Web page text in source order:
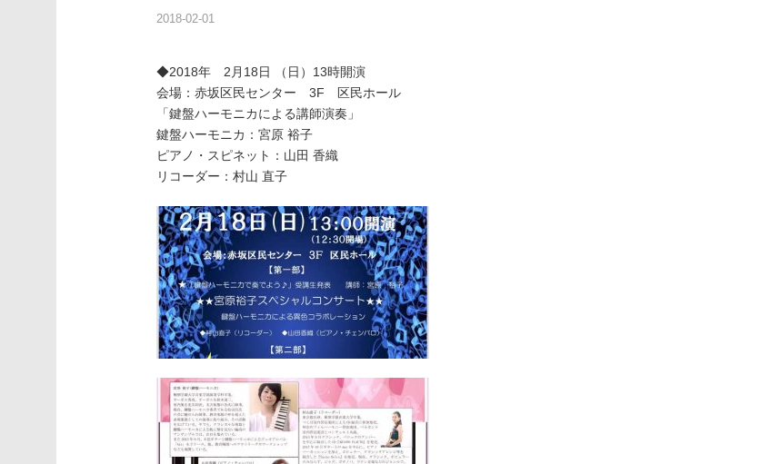
2018-02-01
◆2018年 2月18日 （日）13時開演
会場：赤坂区民センター 3F 区民ホール
「鍵盤ハーモニカによる講師演奏」
鍵盤ハーモニカ：宮原 裕子
ピアノ・スピネット：山田 香織
リコーダー：村山 直子